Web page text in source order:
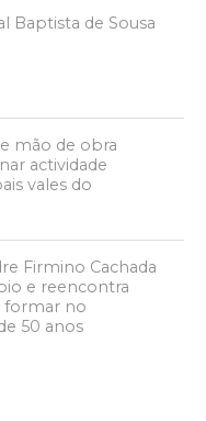
Baptista de Sousa
mão de obra
actividade
vales do
Firmino Cachada
e reencontra
formar no
50 anos